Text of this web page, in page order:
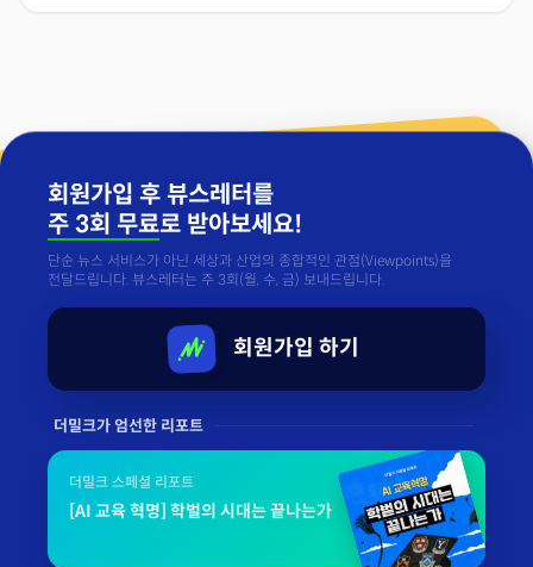
회원가입 후 뷰스레터를
주 3회 무료로 받아보세요!
단순 뉴스 서비스가 아닌 세상과 산업의 종합적인 관점(Viewpoints)을
전달드립니다. 뷰스레터는 주 3회(월, 수, 금) 보내드립니다.
회원가입 하기
더밀크가 엄선한 리포트
더밀크 스페셜 리포트
[AI 교육 혁명] 학벌의 시대는 끝나는가